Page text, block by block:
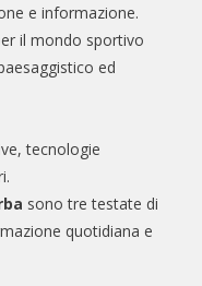
e informazione.
il mondo sportivo
ed
tecnologie
sono tre testate di
quotidiana e